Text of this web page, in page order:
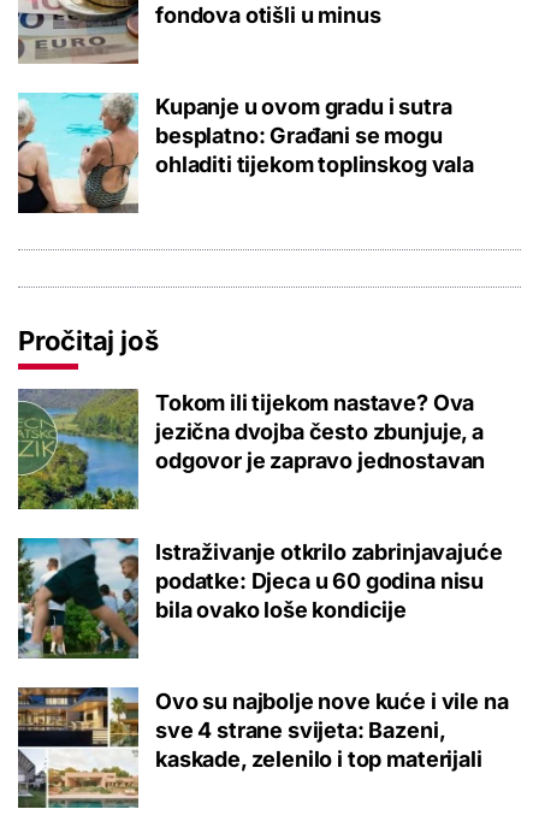
fondova otišli u minus
Kupanje u ovom gradu i sutra
besplatno: Građani se mogu
ohladiti tijekom toplinskog vala
Pročitaj još
Tokom ili tijekom nastave? Ova
jezična dvojba često zbunjuje, a
odgovor je zapravo jednostavan
Istraživanje otkrilo zabrinjavajuće
podatke: Djeca u 60 godina nisu
bila ovako loše kondicije
Ovo su najbolje nove kuće i vile na
sve 4 strane svijeta: Bazeni,
kaskade, zelenilo i top materijali